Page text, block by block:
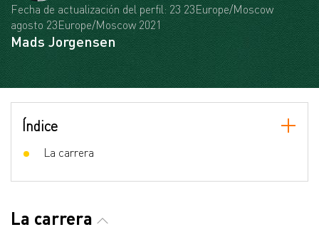
Fecha de actualización del perfil: 23 23Europe/Moscow
agosto 23Europe/Moscow 2021
Mads Jorgensen
Índice
La carrera
La carrera